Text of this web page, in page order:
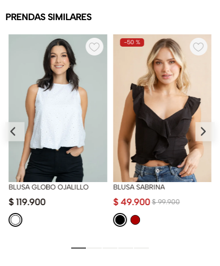
PRENDAS SIMILARES
BLUSA GLOBO OJALILLO
$ 119.900
-50 %
BLUSA SABRINA
$ 99.900
$ 49.900